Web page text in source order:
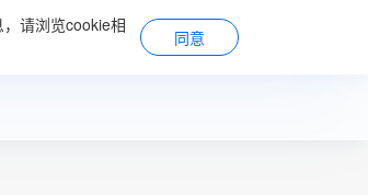
请浏览cookie相
同意
加入我们